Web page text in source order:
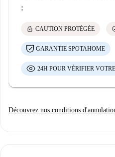
:
lock CAUTION PROTÉGÉE
GARANTIE SPOTAHOME
24H POUR VÉRIFIER
Découvrez nos conditions